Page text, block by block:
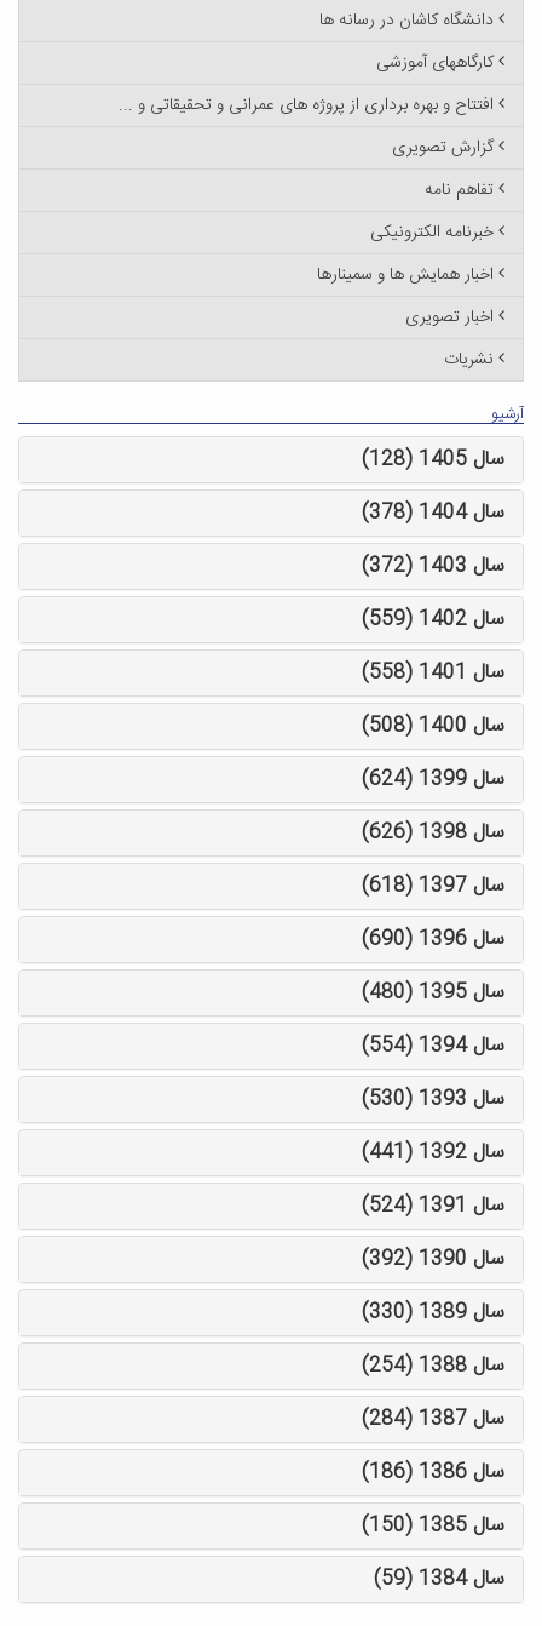
دانشگاه کاشان در رسانه ها
کارگاههای آموزشی
افتتاح و بهره برداری از پروژه های عمرانی و تحقیقاتی و ...
گزارش تصویری
تفاهم نامه
خبرنامه الکترونیکی
اخبار همایش ها و سمینارها
اخبار تصویری
نشریات
آرشیو
سال 1405 (128)
سال 1404 (378)
سال 1403 (372)
سال 1402 (559)
سال 1401 (558)
سال 1400 (508)
سال 1399 (624)
سال 1398 (626)
سال 1397 (618)
سال 1396 (690)
سال 1395 (480)
سال 1394 (554)
سال 1393 (530)
سال 1392 (441)
سال 1391 (524)
سال 1390 (392)
سال 1389 (330)
سال 1388 (254)
سال 1387 (284)
سال 1386 (186)
سال 1385 (150)
سال 1384 (59)